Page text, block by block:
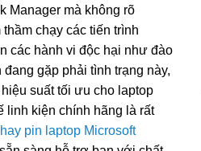
Manager mà không rõ
chạy các tiến trình
các hành vi độc hại như đào
gặp phải tình trạng này,
suất tối ưu cho laptop
linh kiện chính hãng là rất
pin laptop Microsoft